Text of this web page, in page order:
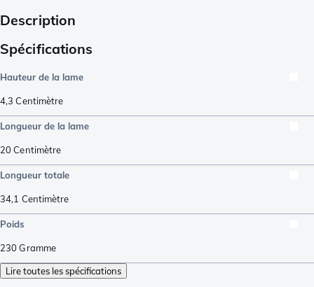
Description
Spécifications
Hauteur de la lame
4,3 Centimètre
Longueur de la lame
20Centimètre
Longueur totale
34,1 Centimètre
Poids
230Gramme
Lire toutes les spécifications